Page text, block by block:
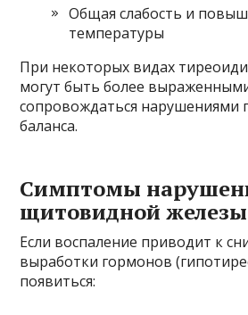
Общая слабость и
температуры
При некоторых видах
могут быть более
сопровождаться нарушениями
баланса.
Симптомы
щитовидной железы
Если воспаление приводит к
выработки гормонов
появиться: